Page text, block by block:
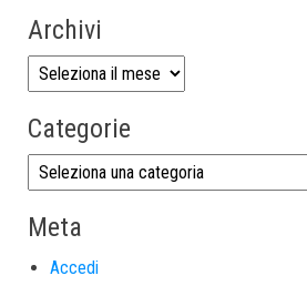
Archivi
Categorie
Meta
Accedi